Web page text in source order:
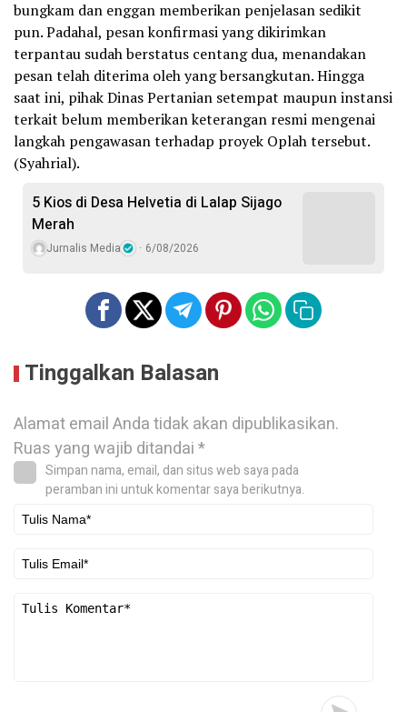
bungkam dan enggan memberikan penjelasan sedikit
pun. Padahal, pesan konfirmasi yang dikirimkan
terpantau sudah berstatus centang dua, menandakan
pesan telah diterima oleh yang bersangkutan. Hingga
saat ini, pihak Dinas Pertanian setempat maupun instansi
terkait belum memberikan keterangan resmi mengenai
langkah pengawasan terhadap proyek Oplah tersebut.
(Syahrial).
5 Kios di Desa Helvetia di Lalap Sijago
Merah
Jurnalis Media 6/08/2026
Tinggalkan Balasan
Alamat email Anda tidak akan dipublikasikan.
Ruas yang wajib ditandai*
Simpan nama, email, dan situs web saya pada
peramban ini untuk komentar saya berikutnya.